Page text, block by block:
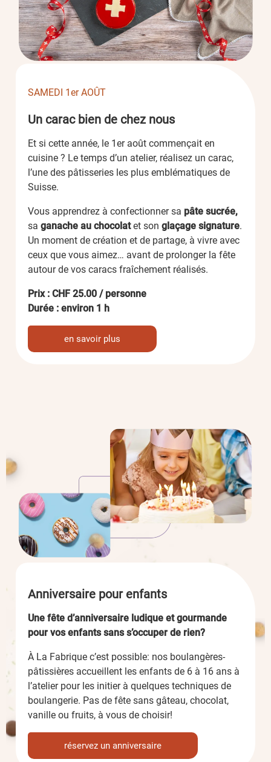
SAMEDI 1er AOÛT
Un carac bien de chez nous
Et si cette année, le 1er août commençait en
cuisine ? Le temps d’un atelier, réalisez un carac,
l’une des pâtisseries les plus emblématiques de
Suisse.
Vous apprendrez à confectionner sa pâte sucrée,
sa ganache au chocolatet son glaçage signature.
Un moment de création et de partage, à vivre avec
ceux que vous aimez… avant de prolonger la fête
autour de vos caracs fraîchement réalisés.
Prix : CHF 25.00 / personne
Durée : environ 1 h
en savoir plus
Anniversaire pour enfants
Une fête d’anniversaire ludique et gourmande
pour vos enfants sans s’occuper de rien?
À La Fabrique c’est possible: nos boulangères-
pâtissières accueillent les enfants de 6 à 16 ans à
l’atelier pour les initier à quelques techniques de
boulangerie. Pas de fête sans gâteau, chocolat,
vanille ou fruits, à vous de choisir!
réservez un anniversaire